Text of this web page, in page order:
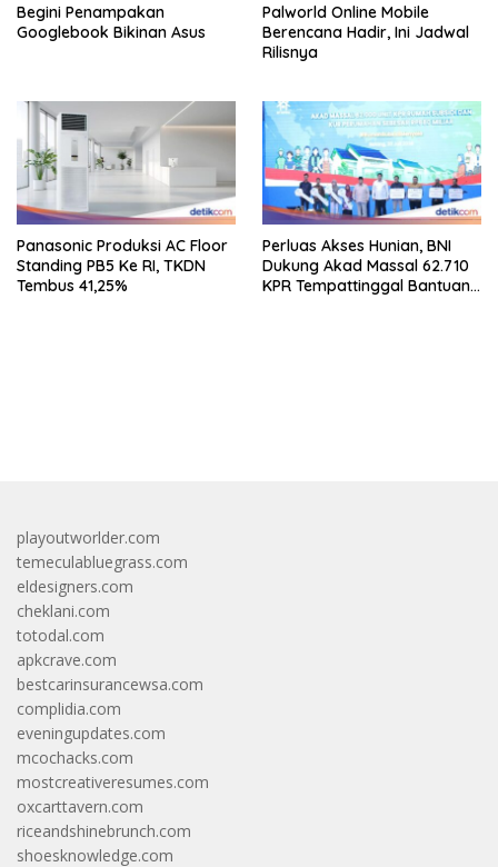
Begini Penampakan
Googlebook Bikinan Asus
Palworld Online Mobile
Berencana Hadir, Ini Jadwal
Rilisnya
Panasonic Produksi AC Floor
Standing PB5 Ke RI, TKDN
Tembus 41,25%
Perluas Akses Hunian, BNI
Dukung Akad Massal 62.710
KPR Tempattinggal Bantuan
playoutworlder.com
temeculabluegrass.com
eldesigners.com
cheklani.com
totodal.com
apkcrave.com
bestcarinsurancewsa.com
complidia.com
eveningupdates.com
mcochacks.com
mostcreativeresumes.com
oxcarttavern.com
riceandshinebrunch.com
shoesknowledge.com